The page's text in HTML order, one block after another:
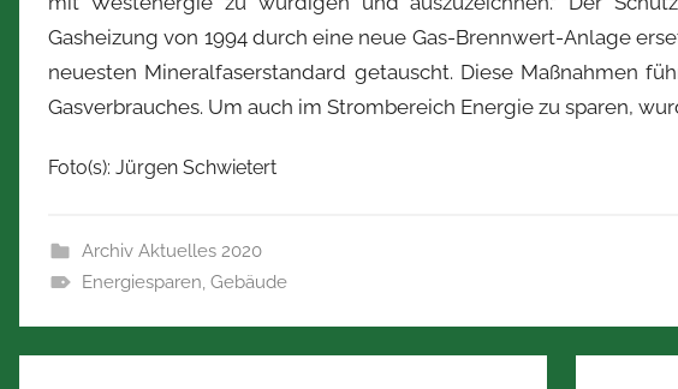
Gasheizung von 1994 durch eine neue Gas-Brennwert-Anlage
neuesten Mineralfaserstandard getauscht. Diese Maßnahmen
Gasverbrauches. Um auch im Strombereich Energie zu sparen,
Foto(s): Jürgen Schwietert
Archiv Aktuelles 2020
Energiesparen Gebäude